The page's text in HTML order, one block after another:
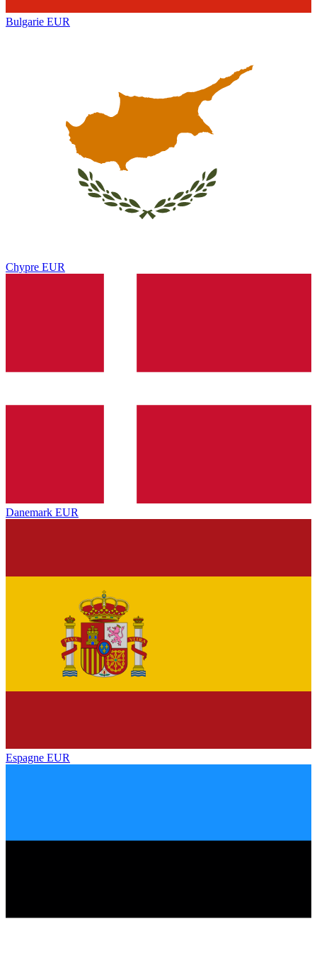
Bulgarie EUR
Chypre EUR
Danemark EUR
Espagne EUR